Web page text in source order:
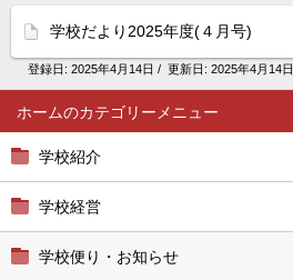
ホーム
学校紹介
学校経営
学校便り・お知らせ
学校だより2025年度(４月号)
登録日: 2025年4月14日 / 更新日: 2025年4月14日